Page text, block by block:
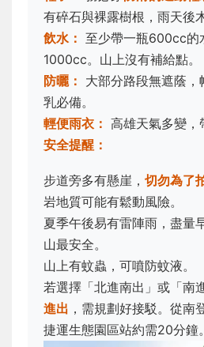
有碎石與裸露樹根，雨天後
飲水： 至少帶一瓶600cc的
1000cc。山上沒有補給點。
防曬： 大部分路段無遮蔭
乳必備。
輕便雨衣： 高雄天氣多變，
安全提醒：
步道旁多有懸崖， 切勿為了
岩地質可能有鬆動風險。
夏季午後易有雷陣雨，盡量
山最安全。
山上有蚊蟲，可噴防蚊液。
若選擇「北進南出」或「南
進出 ，需規劃好接駁。從南
捷運生態園區站約需20分鐘。